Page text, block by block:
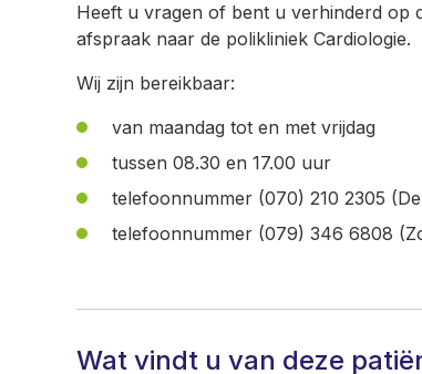
Heeft u vragen of bent u verhinderd op
afspraak naar de polikliniek Cardiologie.
Wij zijn bereikbaar:
van maandag tot en met vrijdag
tussen 08.30 en 17.00 uur
telefoonnummer (070) 210 2305
telefoonnummer (079) 346 6808
Wat vindt u van deze